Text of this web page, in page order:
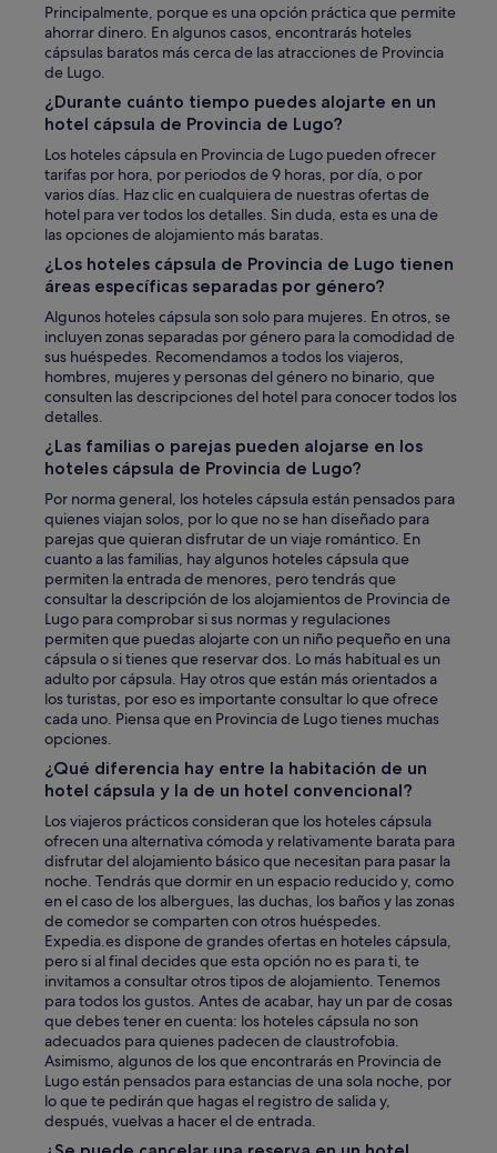
Principalmente, porque es una opción práctica que permite
ahorrar dinero. En algunos casos, encontrarás hoteles
cápsulas baratos más cerca de las atracciones de Provincia
de Lugo.
¿Durante cuánto tiempo puedes alojarte en un
hotel cápsula de Provincia de Lugo?
Los hoteles cápsula en Provincia de Lugo pueden ofrecer
tarifas por hora, por periodos de 9 horas, por día, o por
varios días. Haz clic en cualquiera de nuestras ofertas de
hotel para ver todos los detalles. Sin duda, esta es una de
las opciones de alojamiento más baratas.
¿Los hoteles cápsula de Provincia de Lugo tienen
áreas específicas separadas por género?
Algunos hoteles cápsula son solo para mujeres. En otros, se
incluyen zonas separadas por género para la comodidad de
sus huéspedes. Recomendamos a todos los viajeros,
hombres, mujeres y personas del género no binario, que
consulten las descripciones del hotel para conocer todos los
detalles.
¿Las familias o parejas pueden alojarse en los
hoteles cápsula de Provincia de Lugo?
Por norma general, los hoteles cápsula están pensados para
quienes viajan solos, por lo que no se han diseñado para
parejas que quieran disfrutar de un viaje romántico. En
cuanto a las familias, hay algunos hoteles cápsula que
permiten la entrada de menores, pero tendrás que
consultar la descripción de los alojamientos de Provincia de
Lugo para comprobar si sus normas y regulaciones
permiten que puedas alojarte con un niño pequeño en una
cápsula o si tienes que reservar dos. Lo más habitual es un
adulto por cápsula. Hay otros que están más orientados a
los turistas, por eso es importante consultar lo que ofrece
cada uno. Piensa que en Provincia de Lugo tienes muchas
opciones.
¿Qué diferencia hay entre la habitación de un
hotel cápsula y la de un hotel convencional?
Los viajeros prácticos consideran que los hoteles cápsula
ofrecen una alternativa cómoda y relativamente barata para
disfrutar del alojamiento básico que necesitan para pasar la
noche. Tendrás que dormir en un espacio reducido y, como
en el caso de los albergues, las duchas, los baños y las zonas
de comedor se comparten con otros huéspedes.
Expedia.es dispone de grandes ofertas en hoteles cápsula,
pero si al final decides que esta opción no es para ti, te
invitamos a consultar otros tipos de alojamiento. Tenemos
para todos los gustos. Antes de acabar, hay un par de cosas
que debes tener en cuenta: los hoteles cápsula no son
adecuados para quienes padecen de claustrofobia.
Asimismo, algunos de los que encontrarás en Provincia de
Lugo están pensados para estancias de una sola noche, por
lo que te pedirán que hagas el registro de salida y,
después, vuelvas a hacer el de entrada.